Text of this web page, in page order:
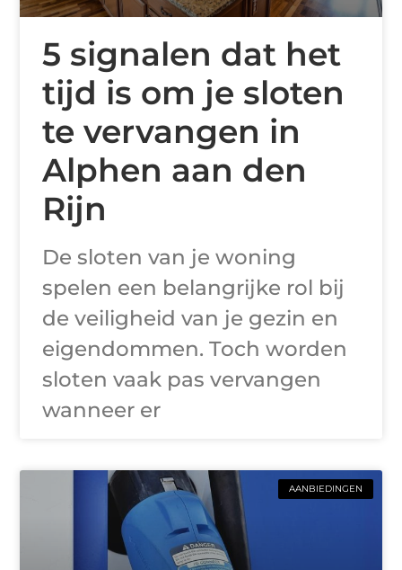
5 signalen dat het
tijd is om je sloten
te vervangen in
Alphen aan den
Rijn
De sloten van je woning
spelen een belangrijke rol bij
de veiligheid van je gezin en
eigendommen. Toch worden
sloten vaak pas vervangen
wanneer er
AANBIEDINGEN